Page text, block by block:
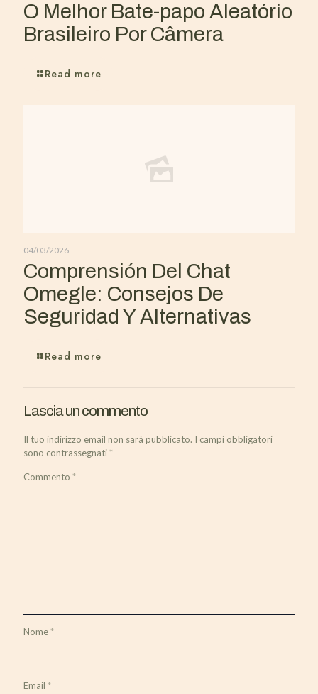
O Melhor Bate-papo Aleatório
Brasileiro Por Câmera
Read more
04/03/2026
Comprensión Del Chat
Omegle: Consejos De
Seguridad Y Alternativas
Read more
Lascia un commento
Il tuo indirizzo email non sarà pubblicato. I campi obbligatori
sono contrassegnati*
Commento *
Nome*
Email *